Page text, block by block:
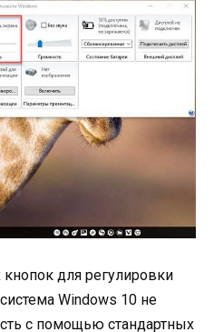
для регулировки
Windows 10 не
с помощью стандартных